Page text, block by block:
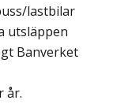
lastbilar
utsläppen
Banverket
år.